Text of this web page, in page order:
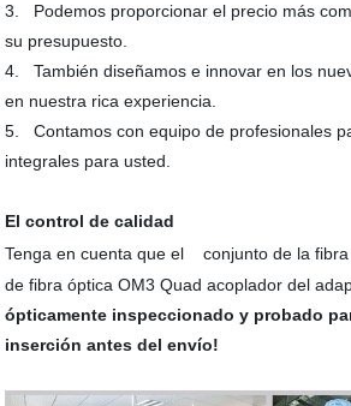
3. Podemos proporcionar el precio más
su presupuesto.
4. También diseñamos e innovar en los
en nuestra rica experiencia.
5. Contamos con equipo de profesionales
integrales para usted.
El control de calidad
Tenga en cuenta que el
conjunto de la
de fibra óptica OM3 Quad acoplador del
ópticamente inspeccionado y probado
inserción antes del envío!